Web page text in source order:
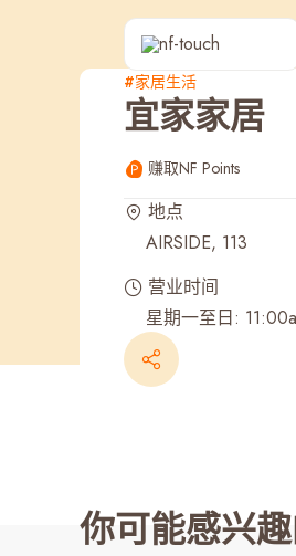
热门
NF 种籽 NF Points
最近搜寻纪录
#家居生活
宜家家居
赚取NF Points
地点
AIRSIDE, 113
营业时间
星期一至日:
你可能感兴